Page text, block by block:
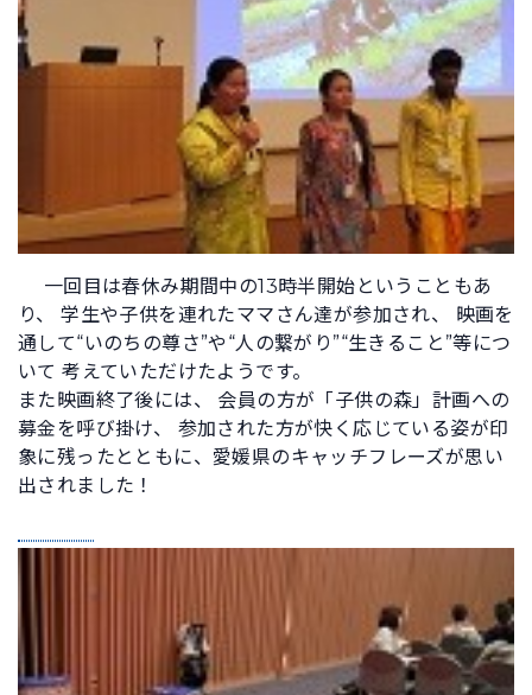
一回目は春休み期間中の13時半開始ということもあ
り、 学生や子供を連れたママさん達が参加され、 映画を
通して“いのちの尊さ”や“人の繋がり”“生きること”等につ
いて 考えていただけたようです。
また映画終了後には、 会員の方が「子供の森」計画への
募金を呼び掛け、 参加された方が快く応じている姿が印
象に残ったとともに、愛媛県のキャッチフレーズが思い
出されました！